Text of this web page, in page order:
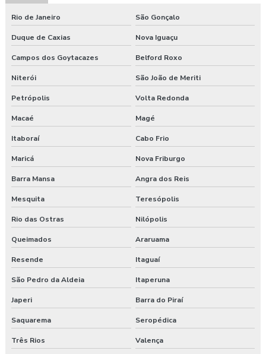
Clinica exame admissional em turvo
Clínica para fazer exame aso
Consultoria ambiental e segurança do trabalho
Consultoria empresarial paraná
Consultoria higiene ocupacional
Consultoria segurança do trabalho
Consultoria segurança do trabalho curitiba
Consultoria segurança do trabalho guarapuava
Consultoria em segurança do trabalho e meio ambiente
Consultoria e segurança no trabalho
Curso esocial para segurança do trabalho
Curso de nr 17
Rio de Janeiro São Gonçalo
Duque de Caxias Nova Iguaçu
Campos dos Goytacazes Belford Roxo
Niterói São João de Meriti
Petrópolis Volta Redonda
Macaé Magé
Itaboraí Cabo Frio
Maricá Nova Friburgo
Barra Mansa Angra dos Reis
Mesquita Teresópolis
Rio das Ostras Nilópolis
Queimados Araruama
Resende Itaguaí
São Pedro da Aldeia Itaperuna
Japeri Barra do Piraí
Saquarema Seropédica
Três Rios Valença